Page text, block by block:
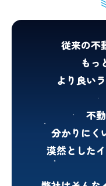
従来の不
もっ
より良い
不
分かりにく
漠然とした